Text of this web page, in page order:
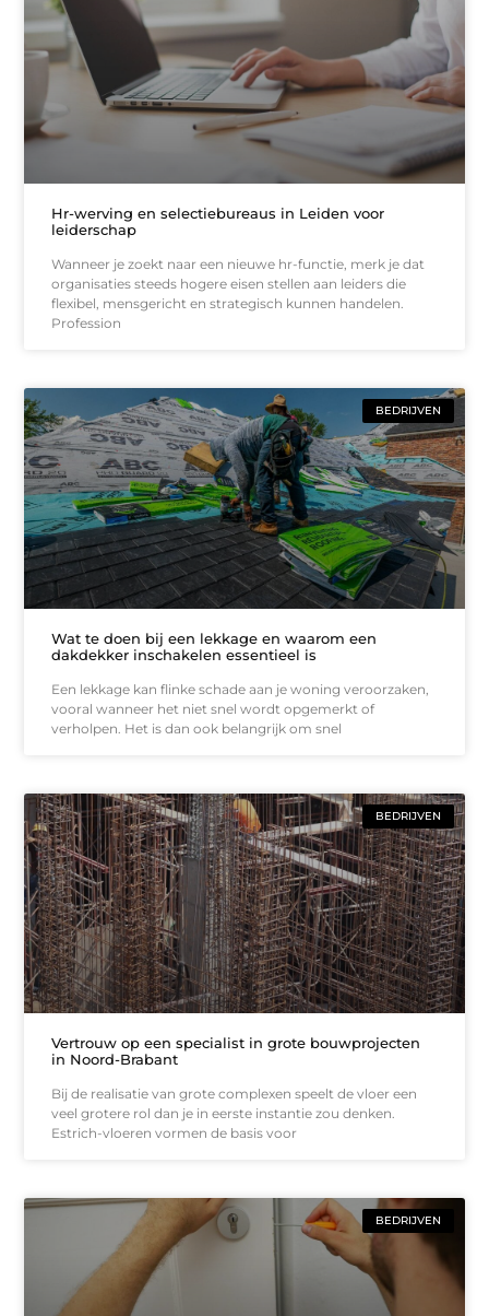
Hr-werving en selectiebureaus in Leiden voor
leiderschap
Wanneer je zoekt naar een nieuwe hr-functie, merk je dat
organisaties steeds hogere eisen stellen aan leiders die
flexibel, mensgericht en strategisch kunnen handelen.
Profession
BEDRIJVEN
Wat te doen bij een lekkage en waarom een
dakdekker inschakelen essentieel is
Een lekkage kan flinke schade aan je woning veroorzaken,
vooral wanneer het niet snel wordt opgemerkt of
verholpen. Het is dan ook belangrijk om snel
BEDRIJVEN
Vertrouw op een specialist in grote bouwprojecten
in Noord-Brabant
Bij de realisatie van grote complexen speelt de vloer een
veel grotere rol dan je in eerste instantie zou denken.
Estrich-vloeren vormen de basis voor
BEDRIJVEN